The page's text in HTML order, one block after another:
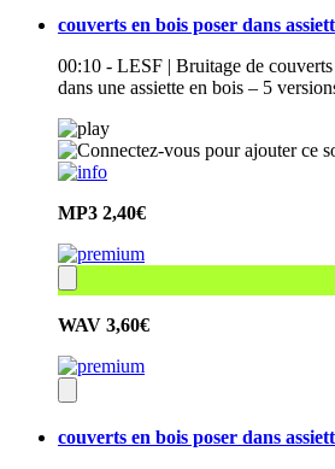
couverts en bois poser dans
00:10 - LESF | Bruitage de
dans une assiette en bois – 5
MP3 2,40€
WAV 3,60€
couverts en bois poser dans